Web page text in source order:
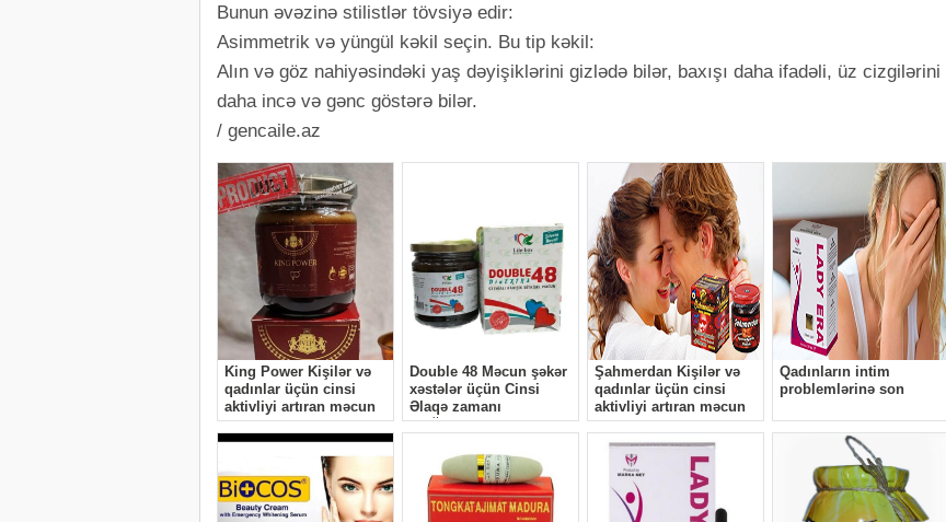
Bunun əvəzinə stilistlər tövsiyə edir:
Asimmetrik və yüngül kəkil seçin. Bu tip kəkil:
Alın və göz nahiyəsindəki yaş dəyişiklərini gizlədə bilər, baxışı daha ifadəli, üz cizgilərini
daha incə və gənc göstərə bilər.
/ gencaile.az